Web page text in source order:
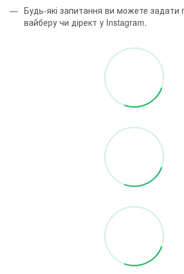
Будь-які запитання ви можете задати
вайберу чи дірект у Instagram.